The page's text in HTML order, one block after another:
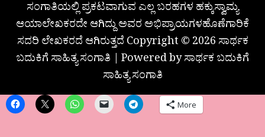
ಸಂಗಾತಿಯಲ್ಲಿ ಪ್ರಕಟವಾಗುವ ಎಲ್ಲ ಬರಹಗಳ ಹಕ್ಕುಸ್ವಾಮ್ಯ
ಆಯಾಲೇಖಕರದೇ ಆಗಿದ್ದು ಅವರ ಅಭಿಪ್ರಾಯಗಳಹೊಣೆಗಾರಿಕೆ
ಸದರಿ ಲೇಖಕರದೆ ಆಗಿರುತ್ತದೆ Copyright © 2026 ಸಾರ್ಥಕ
ಬದುಕಿಗೆ ಸಾಹಿತ್ಯ ಸಂಗಾತಿ | Powered by ಸಾರ್ಥಕ ಬದುಕಿಗೆ
ಸಾಹಿತ್ಯ ಸಂಗಾತಿ
More